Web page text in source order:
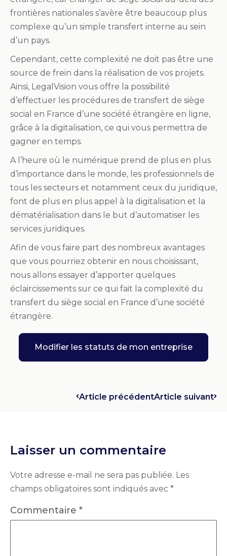
frontières nationales s’avère être beaucoup plus
complexe qu’un simple transfert interne au sein
d’un pays.
Cependant, cette complexité ne doit pas être une
source de frein dans la réalisation de vos projets.
Ainsi, LegalVision vous offre la possibilité
d’effectuer les procédures de transfert de siège
social en France d’une société étrangère en ligne,
grâce à la digitalisation, ce qui vous permettra de
gagner en temps.
A l’heure où le numérique prend de plus en plus
d’importance dans le monde, les professionnels de
tous les secteurs et notamment ceux du juridique,
font de plus en plus appel à la digitalisation et la
dématérialisation dans le but d’automatiser les
services juridiques.
Afin de vous faire part des nombreux avantages
que vous pourriez obtenir en nous choisissant,
nous allons essayer d’apporter quelques
éclaircissements sur ce qui fait la complexité du
transfert du siège social en France d’une société
étrangère.
Modifier les statuts de mon entreprise
Article précédentArticle suivant
Laisser un commentaire
Votre adresse e-mail ne sera pas publiée. Les
champs obligatoires sont indiqués avec *
Commentaire *